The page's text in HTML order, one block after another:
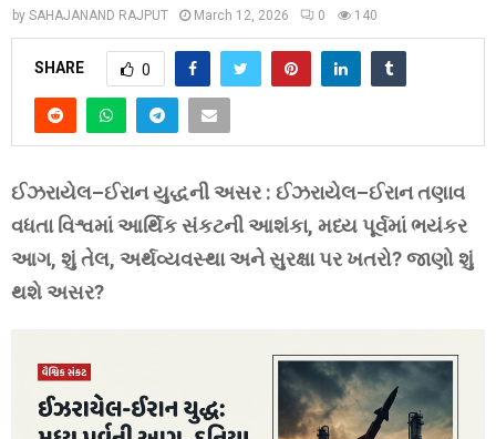
by SAHAJANAND RAJPUT March 12, 2026 0 140
SHARE 0
ઈઝરાયેલ–ઈરાન યુદ્ધની અસર : ઈઝરાયેલ–ઈરાન તણાવ
વધતા વિશ્વમાં આર્થિક સંકટની આશંકા, મધ્ય પૂર્વમાં ભયંકર
આગ, શું તેલ, અર્થવ્યવસ્થા અને સુરક્ષા પર ખતરો? જાણો શું
થશે અસર?